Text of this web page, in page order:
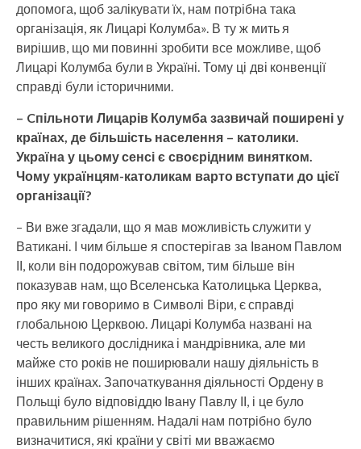
допомога, щоб залікувати їх, нам потрібна така
організація, як Лицарі Колумба». В ту ж мить я
вирішив, що ми повинні зробити все можливе, щоб
Лицарі Колумба були в Україні. Тому ці дві конвенції
справді були історичними.
– Cпільноти Лицарів Колумба зазвичай поширені у
країнах, де більшість населення – католики.
Україна у цьому сенсі є своєрідним винятком.
Чому українцям-католикам варто вступати до цієї
організації?
– Ви вже згадали, що я мав можливість служити у
Ватикані. І чим більше я спостерігав за Іваном Павлом
ІІ, коли він подорожував світом, тим більше він
показував нам, що Вселенська Католицька Церква,
про яку ми говоримо в Символі Віри, є справді
глобальною Церквою. Лицарі Колумба названі на
честь великого дослідника і мандрівника, але ми
майже сто років не поширювали нашу діяльність в
інших країнах. Започаткування діяльності Ордену в
Польщі було відповіддю Івану Павлу ІІ, і це було
правильним рішенням. Надалі нам потрібно було
визначитися, які країни у світі ми вважаємо